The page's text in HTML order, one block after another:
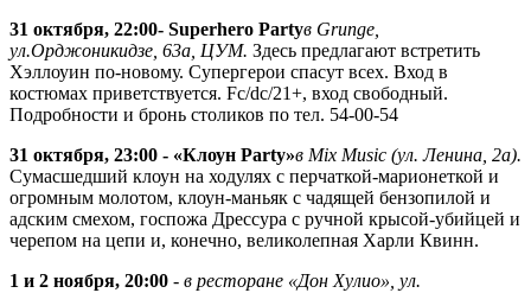
31 октября, 22:00- Superhero Partyв Grunge,
ул.Орджоникидзе, 63а, ЦУМ. Здесь предлагают встретить
Хэллоуин по-новому. Супергерои спасут всех. Вход в
костюмах приветствуется. Fc/dc/21+, вход свободный.
Подробности и бронь столиков по тел. 54-00-54
31 октября, 23:00 - «Клоун Party»в Mix Music (ул. Ленина, 2а).
Сумасшедший клоун на ходулях с перчаткой-марионеткой и
огромным молотом, клоун-маньяк с чадящей бензопилой и
адским смехом, госпожа Дрессура с ручной крысой-убийцей и
черепом на цепи и, конечно, великолепная Харли Квинн.
1 и 2 ноября, 20:00 - в ресторане «Дон Хулио», ул.